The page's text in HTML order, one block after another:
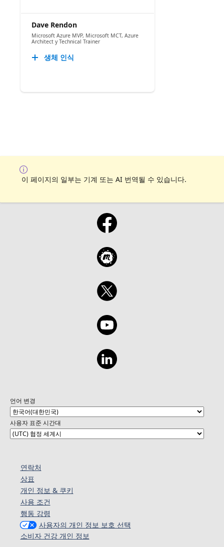
Dave Rendon
Microsoft Azure MVP, Microsoft MCT, Azure
Architect y Technical Trainer
생체 인식
이 페이지의 일부는 기계 또는 AI 번역될 수 있습니다.
언어 변경
사용자 표준 시간대
연락처
상표
개인 정보 & 쿠키
사용 조건
행동 강령
사용자의 개인 정보 보호 선택
소비자 건강 개인 정보